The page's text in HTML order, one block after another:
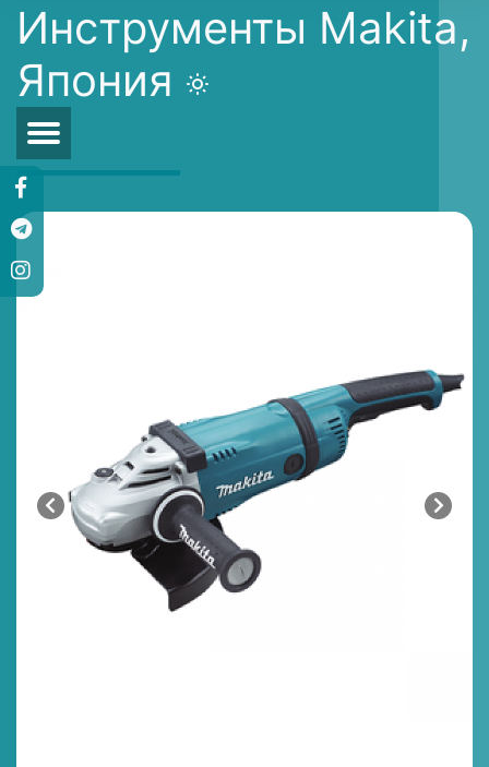
Инструменты Makita,
Япония